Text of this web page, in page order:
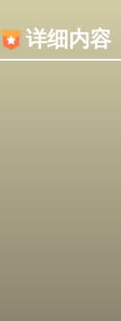
详细内容